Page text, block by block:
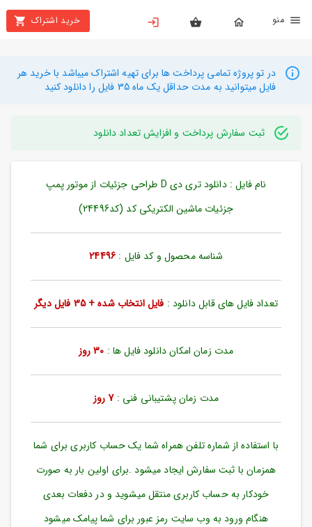
خرید اشتراک
بستن
محصولات
تهیه
راهنما
دانلود
ورود
به
بازیابی
رمز
مندی
ها
در تو پروژه تمامی پرداخت ها برای تهیه اشتراک میباشد با خرید هر
فایل میتوانید به مدت حداقل یک ماه 35 فایل را دانلود کنید
ثبت سفارش پرداخت و افزایش تعداد دانلود
نام فایل : دانلود تری دی D طراحی جزئیات از موتور پمپ
جزئیات ماشین الکتریکی کد (کد24496)
شناسه محصول و کد فایل : 24496
تعداد فایل های قابل دانلود : فایل انتخاب شده + 35 فایل دیگر
مدت زمان امکان دانلود فایل ها : 30 روز
مدت زمان پشتیبانی فنی :7 روز
با استفاده از شماره تلفن همراه شما یک حساب کاربری برای شما
همزمان با ثبت سفارش ایجاد میشود .برای اولین بار به صورت
خودکار به حساب کاربری منتقل میشوید و در دفعات بعدی
هنگام ورود به وب سایت رمز عبور برای شما پیامک میشود